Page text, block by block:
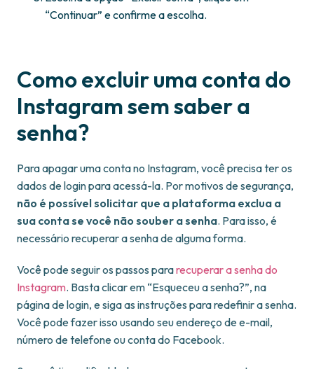
“Continuar” e confirme a escolha.
Como excluir uma conta do
Instagram sem saber a
senha?
Para apagar uma conta no Instagram, você precisa ter os
dados de login para acessá-la. Por motivos de segurança,
não é possível solicitar que a plataforma exclua a
sua conta se você não souber a senha. Para isso, é
necessário recuperar a senha de alguma forma.
Você pode seguir os passos pararecuperar a senha do
Instagram. Basta clicar em “Esqueceu a senha?”, na
página de login, e siga as instruções para redefinir a senha.
Você pode fazer isso usando seu endereço de e-mail,
número de telefone ou conta do Facebook.